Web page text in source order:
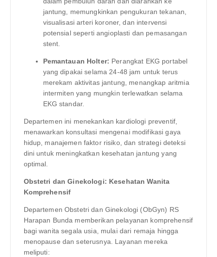
jantung, memungkinkan pengukuran tekanan,
visualisasi arteri koroner, dan intervensi
potensial seperti angioplasti dan pemasangan
stent.
Pemantauan Holter: Perangkat EKG portabel
yang dipakai selama 24-48 jam untuk terus
merekam aktivitas jantung, menangkap aritmia
intermiten yang mungkin terlewatkan selama
EKG standar.
Departemen ini menekankan kardiologi preventif,
menawarkan konsultasi mengenai modifikasi gaya
hidup, manajemen faktor risiko, dan strategi deteksi
dini untuk meningkatkan kesehatan jantung yang
optimal.
Obstetri dan Ginekologi: Kesehatan Wanita
Komprehensif
Departemen Obstetri dan Ginekologi (ObGyn) RS
Harapan Bunda memberikan pelayanan komprehensif
bagi wanita segala usia, mulai dari remaja hingga
menopause dan seterusnya. Layanan mereka
meliputi: